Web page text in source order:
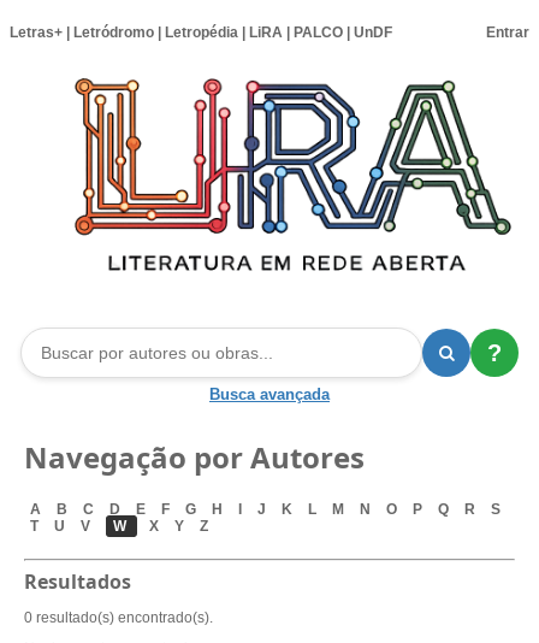
Letras+ Letródromo Letropédia LiRA PALCO UnDF Entrar
?
Busca avançada
Navegação por Autores
A B C D E F G H J K L M N O P Q R
S
T
U V W X Y Z
Resultados
0 resultado(s) encontrado(s).